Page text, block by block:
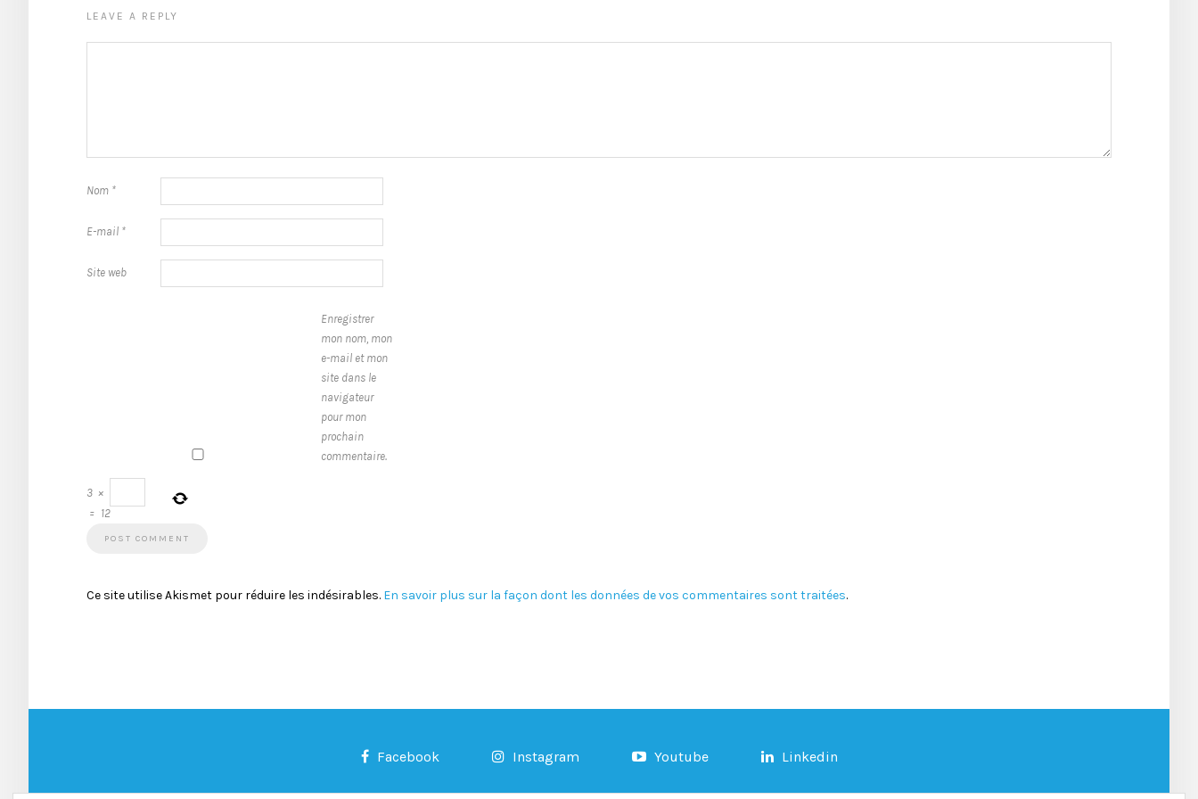
LEAVE A REPLY
Nom *
E-mail *
Site web
Enregistrer
mon nom, mon
e-mail et mon
site dans le
navigateur
pour mon
prochain
commentaire.
3 ×
= 12
Ce site utilise Akismet pour réduire les indésirables. En savoir plus sur la façon dont les données de vos commentaires sont traitées.
Facebook Instagram Youtube Linkedin